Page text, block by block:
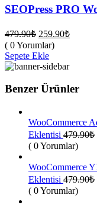
SEOPress PRO
479.90₺ Orijinal
fiyat:
479.90₺.
259.90₺Şu
( 0 Yorumlar)
Sepete Ekle
Benzer Ürünler
WooCommerce
Eklentisi 479.90₺
( 0 Yorumlar)
WooCommerce
Eklentisi 479.90₺
( 0 Yorumlar)